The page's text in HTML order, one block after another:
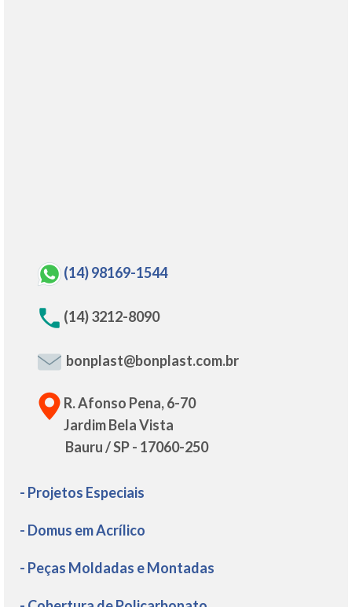
(14) 98169-1544
(14) 3212-8090
bonplast@bonplast.com.br
R. Afonso Pena, 6-70
Jardim Bela Vista
Bauru / SP - 17060-250
- Projetos Especiais
- Domus em Acrílico
- Peças Moldadas e Montadas